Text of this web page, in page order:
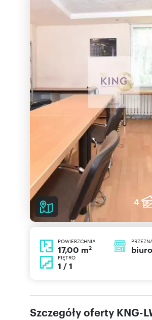
4
POWIERZCHNIA
17,00 m2 biuro
PIĘTRO
1 / 1
Szczegóły oferty KNG-